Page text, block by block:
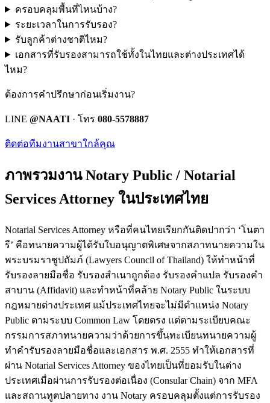
ครอบคลุมพื้นที่ไหนบ้าง?
ระยะเวลาในการรับรอง?
รับลูกค้าต่างชาติไหม?
เอกสารที่รับรองสามารถใช้ทั้งในไทยและต่างประเทศได้
ไหม?
ต้องการคำปรึกษาก่อนเริ่มงาน?
LINE @NAATI · โทร 080-5578887
ติดต่อทีมงานสาขาใกล้คุณ
ภาพรวมงาน Notary Public / Notarial
Services Attorney ในประเทศไทย
Notarial Services Attorney หรือที่คนไทยเรียกกันติดปากว่า ‘โนตา
รี’ คือทนายความผู้ได้รับใบอนุญาตพิเศษจากสภาทนายความใน
พระบรมราชูปถัมภ์ (Lawyers Council of Thailand) ให้ทำหน้าที่
รับรองลายมือชื่อ รับรองสำเนาถูกต้อง รับรองคำแปล รับรองคำ
สาบาน (Affidavit) และทำหน้าที่คล้าย Notary Public ในระบบ
กฎหมายต่างประเทศ แม้ประเทศไทยจะไม่มีตำแหน่ง Notary
Public ตามระบบ Common Law โดยตรง แต่ตามระเบียบคณะ
กรรมการสภาทนายความว่าด้วยการขึ้นทะเบียนทนายความผู้
ทำคำรับรองลายมือชื่อและเอกสาร พ.ศ. 2555 ทำให้เอกสารที่
ผ่าน Notarial Services Attorney ของไทยเป็นที่ยอมรับในต่าง
ประเทศเมื่อผ่านการรับรองต่อเนื่อง (Consular Chain) จาก MFA
และสถานทูตปลายทาง งาน Notary ครอบคลุมตั้งแต่การรับรอง